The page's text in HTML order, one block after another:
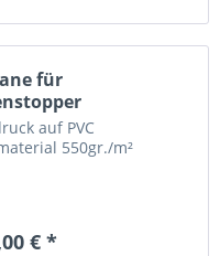
für
auf PVC
550gr./m²
€ *